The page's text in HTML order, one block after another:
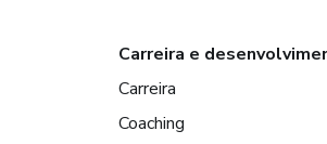
Carreira e
Carreira
Coaching